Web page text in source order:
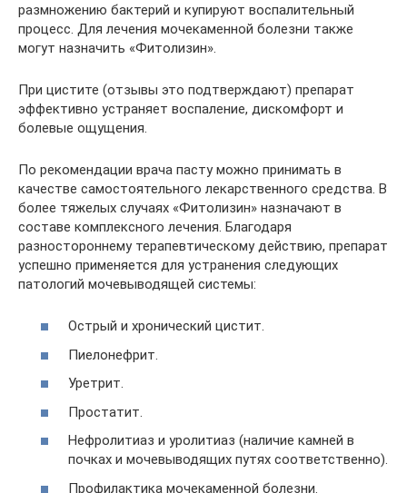
размножению бактерий и купируют воспалительный
процесс. Для лечения мочекаменной болезни также
могут назначить «Фитолизин».
При цистите (отзывы это подтверждают) препарат
эффективно устраняет воспаление, дискомфорт и
болевые ощущения.
По рекомендации врача пасту можно принимать в
качестве самостоятельного лекарственного средства. В
более тяжелых случаях «Фитолизин» назначают в
составе комплексного лечения. Благодаря
разностороннему терапевтическому действию, препарат
успешно применяется для устранения следующих
патологий мочевыводящей системы:
Острый и хронический цистит.
Пиелонефрит.
Уретрит.
Простатит.
Нефролитиаз и уролитиаз (наличие камней в
почках и мочевыводящих путях соответственно).
Профилактика мочекаменной болезни.